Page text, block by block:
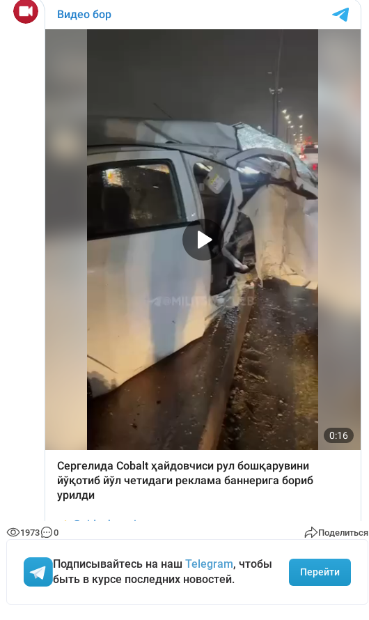
1973 0 Поделиться
Подписывайтесь на наш Telegram, чтобы
быть в курсе последних новостей.
Перейти